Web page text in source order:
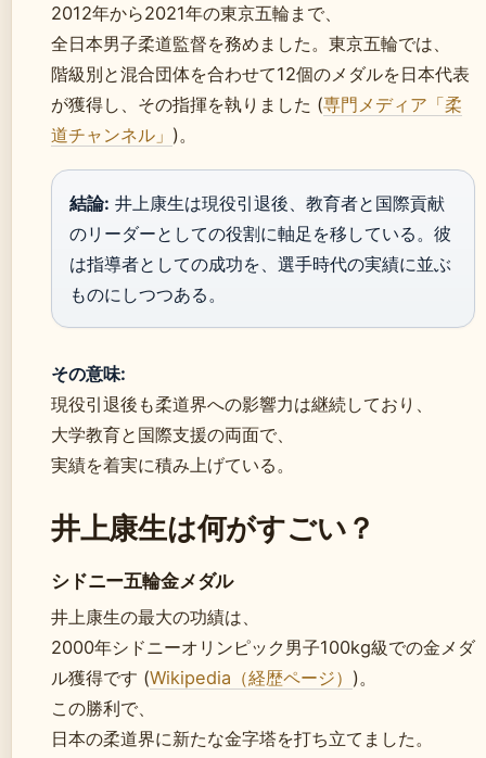
2012年から2021年の東京五輪まで、
全日本男子柔道監督を務めました。東京五輪では、
階級別と混合団体を合わせて12個のメダルを日本代表
が獲得し、その指揮を執りました (専門メディア「柔
道チャンネル」 )。
結論: 井上康生は現役引退後、教育者と国際貢献
のリーダーとしての役割に軸足を移している。彼
は指導者としての成功を、選手時代の実績に並ぶ
ものにしつつある。
その意味:
現役引退後も柔道界への影響力は継続しており、
大学教育と国際支援の両面で、
実績を着実に積み上げている。
井上康生は何がすごい？
シドニー五輪金メダル
井上康生の最大の功績は、
2000年シドニーオリンピック男子100kg級での金メダ
ル獲得です (Wikipedia（経歴ページ） )。
この勝利で、
日本の柔道界に新たな金字塔を打ち立てました。